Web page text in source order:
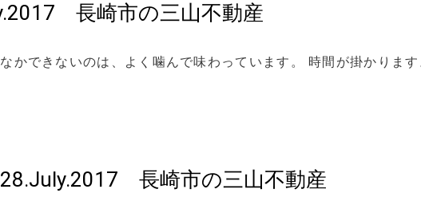
長崎市の三山不動産
かできないのは、よく噛んで味わっています。 時間が掛かりま
長崎市の三山不動産